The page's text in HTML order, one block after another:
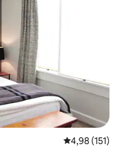
Gemiddelde
4,98 (151)